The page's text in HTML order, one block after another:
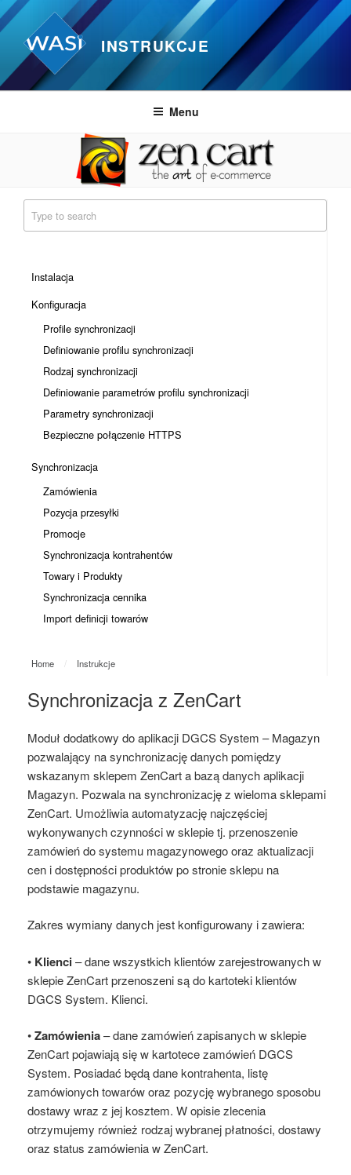
Przejdź
do
treści
INSTRUKCJE
Menu
Instalacja
Konfiguracja
Profile synchronizacji
Definiowanie profilu synchronizacji
Rodzaj synchronizacji
Definiowanie parametrów profilu synchronizacji
Parametry synchronizacji
Bezpieczne połączenie HTTPS
Synchronizacja
Zamówienia
Pozycja przesyłki
Promocje
Synchronizacja kontrahentów
Towary i Produkty
Synchronizacja cennika
Import definicji towarów
Home Instrukcje
Synchronizacja z ZenCart
Moduł dodatkowy do aplikacji DGCS System – Magazyn
pozwalający na synchronizację danych pomiędzy
wskazanym sklepem ZenCart a bazą danych aplikacji
Magazyn. Pozwala na synchronizację z wieloma sklepami
ZenCart. Umożliwia automatyzację najczęściej
wykonywanych czynności w sklepie tj. przenoszenie
zamówień do systemu magazynowego oraz aktualizacji
cen i dostępności produktów po stronie sklepu na
podstawie magazynu.
Zakres wymiany danych jest konfigurowany i zawiera:
• Klienci– dane wszystkich klientów zarejestrowanych w
sklepie ZenCart przenoszeni są do kartoteki klientów
DGCS System. Klienci.
•Zamówienia– dane zamówień zapisanych w sklepie
ZenCart pojawiają się w kartotece zamówień DGCS
System. Posiadać będą dane kontrahenta, listę
zamówionych towarów oraz pozycję wybranego sposobu
dostawy wraz z jej kosztem. W opisie zlecenia
otrzymujemy również rodzaj wybranej płatności, dostawy
oraz status zamówienia w ZenCart.